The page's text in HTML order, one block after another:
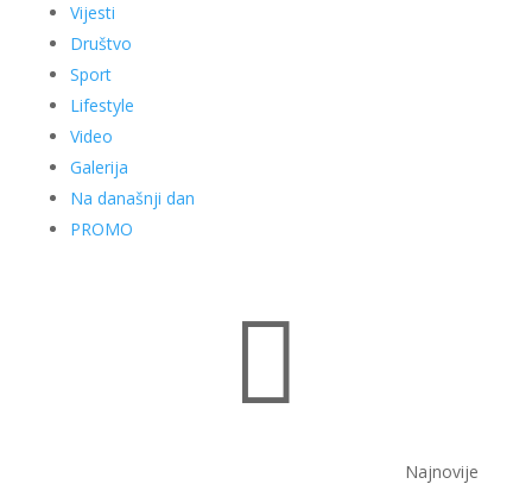
Vijesti
Društvo
Sport
Lifestyle
Video
Galerija
Na današnji dan
PROMO

Najnovije